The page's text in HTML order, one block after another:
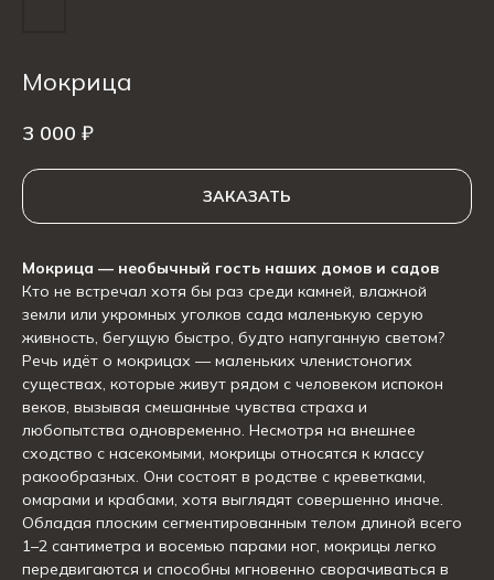
Мокрица
3 000 ₽
ЗАКАЗАТЬ
Мокрица — необычный гость наших домов и садов
Кто не встречал хотя бы раз среди камней, влажной
земли или укромных уголков сада маленькую серую
живность, бегущую быстро, будто напуганную светом?
Речь идёт о мокрицах — маленьких членистоногих
существах, которые живут рядом с человеком испокон
веков, вызывая смешанные чувства страха и
любопытства одновременно. Несмотря на внешнее
сходство с насекомыми, мокрицы относятся к классу
ракообразных. Они состоят в родстве с креветками,
омарами и крабами, хотя выглядят совершенно иначе.
Обладая плоским сегментированным телом длиной всего
1–2 сантиметра и восемью парами ног, мокрицы легко
передвигаются и способны мгновенно сворачиваться в